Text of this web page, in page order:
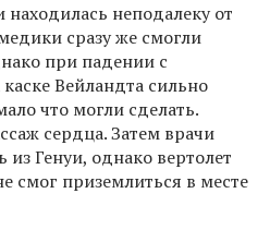
неподалеку от
сразу же смогли
при падении с
Вейландта сильно
что могли сделать.
сердца. Затем врачи
Генуи, однако вертолет
приземлиться в месте